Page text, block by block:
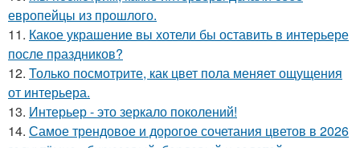
европейцы из прошлого.
11. Какое украшение вы хотели бы оставить в интерьере
после праздников?
12. Только посмотрите, как цвет пола меняет ощущения
от интерьера.
13. Интерьер - это зеркало поколений!
14. Самое трендовое и дорогое сочетания цветов в 2026